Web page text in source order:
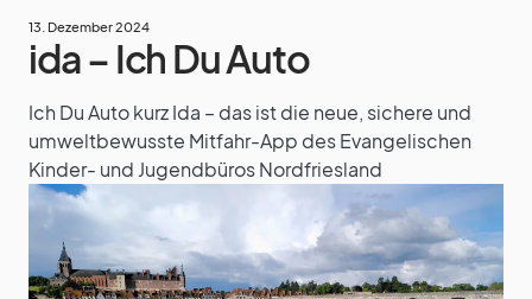
13. Dezember 2024
ida – Ich Du Auto
Ich Du Auto kurz Ida – das ist die neue, sichere und
umweltbewusste Mitfahr-App des Evangelischen
Kinder- und Jugendbüros Nordfriesland